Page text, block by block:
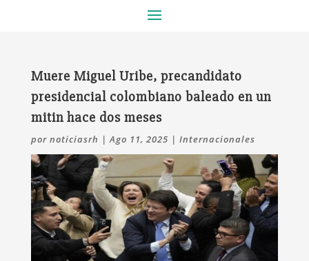
Muere Miguel Uribe, precandidato
presidencial colombiano baleado en un
mitin hace dos meses
por noticiasrh | Ago 11, 2025 | Internacionales